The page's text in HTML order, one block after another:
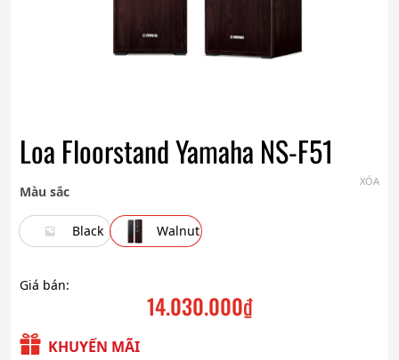
Loa Floorstand Yamaha NS-F51
Màu sắc
Black Walnut
XÓA
Giá bán:
14.030.000₫
KHUYẾN MÃI